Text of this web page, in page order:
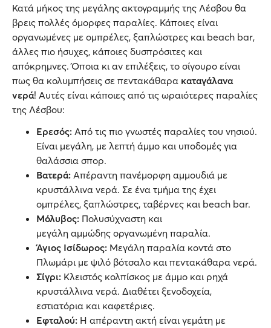
Κατά μήκος της μεγάλης ακτογραμμής της Λέσβου θα
βρεις πολλές όμορφες παραλίες. Κάποιες είναι
οργανωμένες με ομπρέλες, ξαπλώστρες και beach bar,
άλλες πιο ήσυχες, κάποιες δυσπρόσιτες και
απόκρημνες. Όποια κι αν επιλέξεις, το σίγουρο είναι
πως θα κολυμπήσεις σε πεντακάθαρα καταγάλανα
νερά! Αυτές είναι κάποιες από τις ωραιότερες παραλίες
της Λέσβου:
Ερεσός: Από τις πιο γνωστές παραλίες του νησιού.
Είναι μεγάλη, με λεπτή άμμο και υποδομές για
θαλάσσια σπορ.
Βατερά: Απέραντη πανέμορφη αμμουδιά με
κρυστάλλινα νερά. Σε ένα τμήμα της έχει
ομπρέλες, ξαπλώστρες, ταβέρνες και beach bar.
Μόλυβος: Πολυσύχναστη και
μεγάλη αμμώδης οργανωμένη παραλία.
Άγιος Ισίδωρος: Μεγάλη παραλία κοντά στο
Πλωμάρι με ψιλό βότσαλο και πεντακάθαρα νερά.
Σίγρι: Κλειστός κολπίσκος με άμμο και ρηχά
κρυστάλλινα νερά. Διαθέτει ξενοδοχεία,
εστιατόρια και καφετέριες.
Εφταλού: Η απέραντη ακτή είναι γεμάτη με